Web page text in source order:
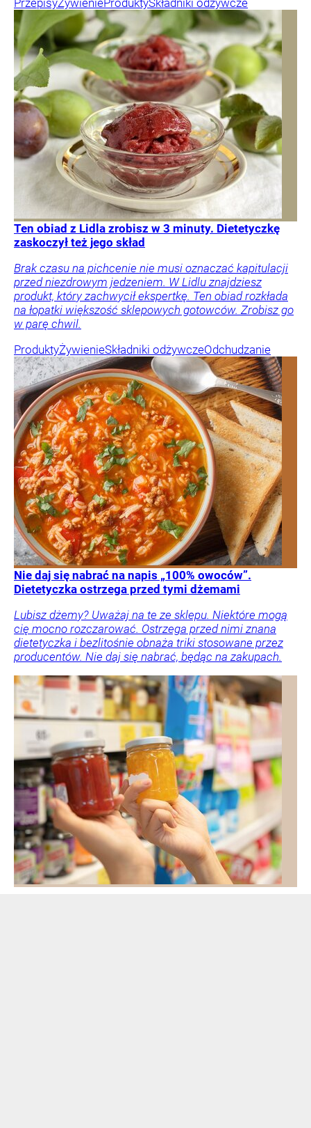
PrzepisyŻywienieProduktySkładniki odżywcze
Ten obiad z Lidla zrobisz w 3 minuty. Dietetyczkę
zaskoczył też jego skład
Brak czasu na pichcenie nie musi oznaczać kapitulacji
przed niezdrowym jedzeniem. W Lidlu znajdziesz
produkt, który zachwycił ekspertkę. Ten obiad rozkłada
na łopatki większość sklepowych gotowców. Zrobisz go
w parę chwil.
ProduktyŻywienieSkładniki odżywczeOdchudzanie
Nie daj się nabrać na napis „100% owoców”.
Dietetyczka ostrzega przed tymi dżemami
Lubisz dżemy? Uważaj na te ze sklepu. Niektóre mogą
cię mocno rozczarować. Ostrzega przed nimi znana
dietetyczka i bezlitośnie obnaża triki stosowane przez
producentów. Nie daj się nabrać, będąc na zakupach.